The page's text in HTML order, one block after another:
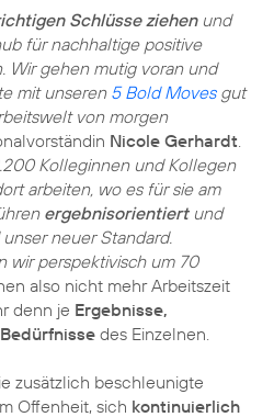
Schlüsse ziehenund
für nachhaltige positive
Wir gehen mutig voran und
mit unseren 5 Bold Movesgut
von morgen
Nicole Gerhardt.
Kolleginnen und Kollegen
arbeiten, wo es für sie am
ergebnisorientiertund
neuer Standard.
wir perspektivisch um 70
also nicht mehr Arbeitszeit
denn je Ergebnisse,
des Einzelnen.
zusätzlich beschleunigte
Offenheit, sich kontinuierlich